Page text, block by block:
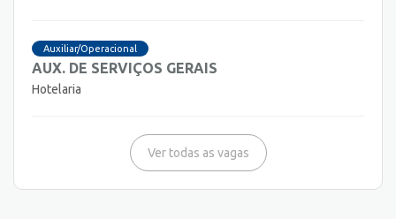
Auxiliar/Operacional
AUX. DE SERVIÇOS GERAIS
Hotelaria
Ver todas as vagas